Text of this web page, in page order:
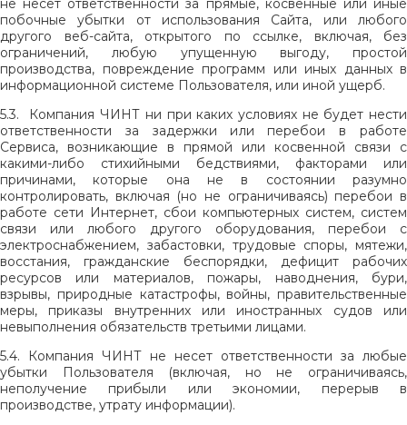
не несет ответственности за прямые, косвенные или иные
побочные убытки от использования Сайта, или любого
другого веб-сайта, открытого по ссылке, включая, без
ограничений, любую упущенную выгоду, простой
производства, повреждение программ или иных данных в
информационной системе Пользователя, или иной ущерб.
5.3. Компания ЧИНТ ни при каких условиях не будет нести
ответственности за задержки или перебои в работе
Сервиса, возникающие в прямой или косвенной связи с
какими-либо стихийными бедствиями, факторами или
причинами, которые она не в состоянии разумно
контролировать, включая (но не ограничиваясь) перебои в
работе сети Интернет, сбои компьютерных систем, систем
связи или любого другого оборудования, перебои с
электроснабжением, забастовки, трудовые споры, мятежи,
восстания, гражданские беспорядки, дефицит рабочих
ресурсов или материалов, пожары, наводнения, бури,
взрывы, природные катастрофы, войны, правительственные
меры, приказы внутренних или иностранных судов или
невыполнения обязательств третьими лицами.
5.4. Компания ЧИНТ не несет ответственности за любые
убытки Пользователя (включая, но не ограничиваясь,
неполучение прибыли или экономии, перерыв в
производстве, утрату информации).